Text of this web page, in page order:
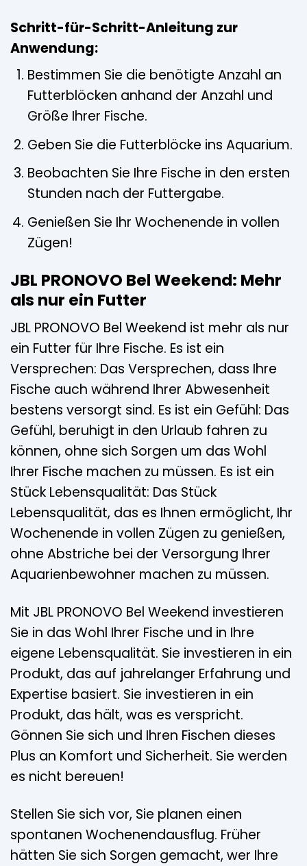
Schritt-für-Schritt-Anleitung zur
Anwendung:
Bestimmen Sie die benötigte Anzahl an
Futterblöcken anhand der Anzahl und
Größe Ihrer Fische.
Geben Sie die Futterblöcke ins Aquarium.
Beobachten Sie Ihre Fische in den ersten
Stunden nach der Futtergabe.
Genießen Sie Ihr Wochenende in vollen
Zügen!
JBL PRONOVO Bel Weekend: Mehr
als nur ein Futter
JBL PRONOVO Bel Weekend ist mehr als nur
ein Futter für Ihre Fische. Es ist ein
Versprechen: Das Versprechen, dass Ihre
Fische auch während Ihrer Abwesenheit
bestens versorgt sind. Es ist ein Gefühl: Das
Gefühl, beruhigt in den Urlaub fahren zu
können, ohne sich Sorgen um das Wohl
Ihrer Fische machen zu müssen. Es ist ein
Stück Lebensqualität: Das Stück
Lebensqualität, das es Ihnen ermöglicht, Ihr
Wochenende in vollen Zügen zu genießen,
ohne Abstriche bei der Versorgung Ihrer
Aquarienbewohner machen zu müssen.
Mit JBL PRONOVO Bel Weekend investieren
Sie in das Wohl Ihrer Fische und in Ihre
eigene Lebensqualität. Sie investieren in ein
Produkt, das auf jahrelanger Erfahrung und
Expertise basiert. Sie investieren in ein
Produkt, das hält, was es verspricht.
Gönnen Sie sich und Ihren Fischen dieses
Plus an Komfort und Sicherheit. Sie werden
es nicht bereuen!
Stellen Sie sich vor, Sie planen einen
spontanen Wochenendausflug. Früher
hätten Sie sich Sorgen gemacht, wer Ihre